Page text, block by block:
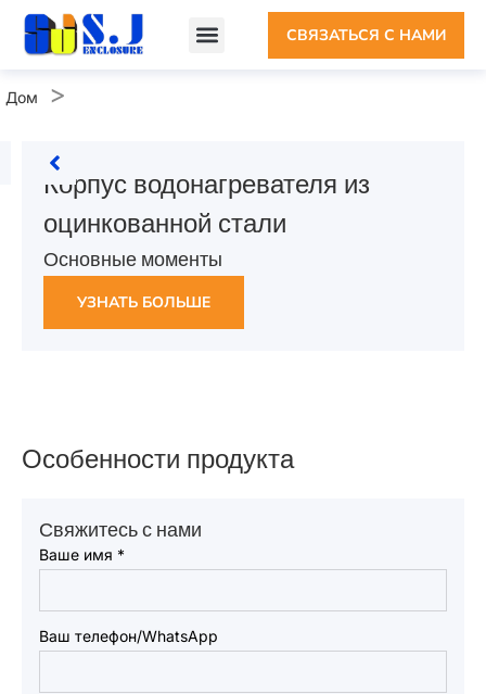
СВЯЗАТЬСЯ С НАМИ
Дом >
Корпус водонагревателя из
оцинкованной стали
Основные моменты
УЗНАТЬ БОЛЬШЕ
Особенности продукта
Свяжитесь с нами
Ваше имя *
Ваш телефон/WhatsApp